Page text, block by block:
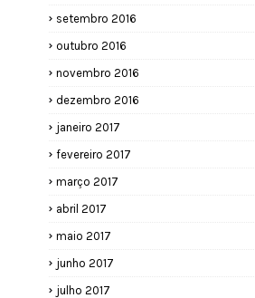
setembro 2016
outubro 2016
novembro 2016
dezembro 2016
janeiro 2017
fevereiro 2017
março 2017
abril 2017
maio 2017
junho 2017
julho 2017